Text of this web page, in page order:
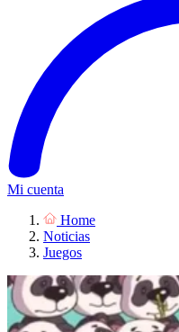
Mi cuenta
Home
Noticias
Juegos